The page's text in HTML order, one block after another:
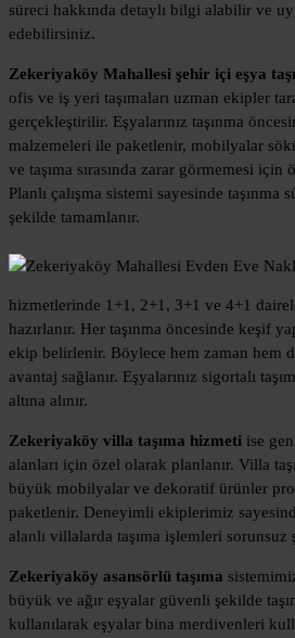
süreci hakkında detaylı bilgi alabilir ve
edebilirsiniz.
Zekeriyaköy Mahallesi şehir içi eşya
ofis ve iş yeri taşımaları uzman ekipler
gerçekleştirilir. Eşyalarınız taşınma
malzemeleri ile paketlenir, mobilyalar
ve taşıma sırasında zarar görmemesi
Planlı çalışma sistemi sayesinde taşınma
şekilde tamamlanır.
hizmetlerinde 1+1, 2+1, 3+1 ve 4+1
hazırlanır. Her taşınma öncesinde keşif
ekip belirlenir. Böylece hem zaman hem
avantaj sağlanır. Eşyalarınız sigortalı
altına alınır.
Zekeriyaköy villa taşıma hizmeti ise
alanları için özel olarak planlanır. Villa
büyük mobilyalar ve dekoratif ürünler
paketlenir. Deneyimli ekiplerimiz
alanlı villalarda taşıma işlemleri
Zekeriyaköy asansörlü taşıma
büyük ve ağır eşyalar güvenli şekilde
kullanılarak eşyalar bina merdivenleri